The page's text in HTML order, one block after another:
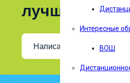
Интересные
ВОШ
лучше?
Написать о проблеме